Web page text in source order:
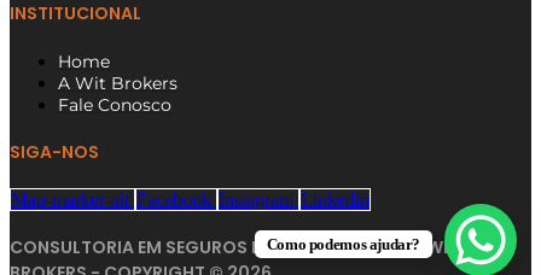
INSTITUCIONAL
Home
A Wit Brokers
Fale Conosco
SIGA-NOS
Map-marker-alt Facebook Instagram Linkedin
CONSULTORIA EM SEGUROS NA ZONA NORTE SP | WIT
Como podemos ajudar?